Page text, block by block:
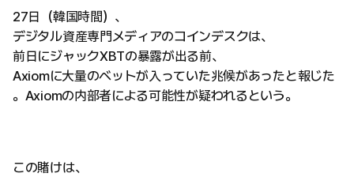
27日（韓国時間）、
デジタル資産専門メディアのコインデスクは、
前日にジャックXBTの暴露が出る前、
Axiomに大量のベットが入っていた兆候があったと報じた
。Axiomの内部者による可能性が疑われるという。
この賭けは、